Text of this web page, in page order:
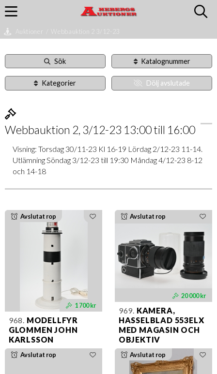
Auktioner Webbauktion 2 3/12-23
Sök Katalognummer
Kategorier Dölj avslutade
Webbauktion 2, 3/12-23 13:00 till 16:00
Visning: Torsdag 30/11-23 Kl 16-19 Lördag 2/12-23 11-14.
Utlämning Söndag 3/12-23 till 19:30 Måndag 4/12-23 8-12
och 14-18
Avslutat rop
1 700 kr
968. MODELLFYR
GLOMMEN JOHN
KARLSSON
Avslutat rop
20 000 kr
969. KAMERA,
HASSELBLAD 553ELX
MED MAGASIN OCH
OBJEKTIV
Avslutat rop Avslutat rop